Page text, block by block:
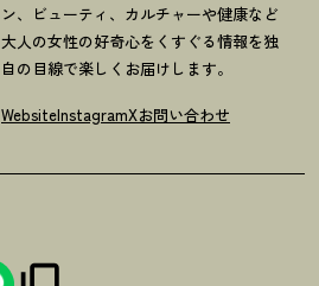
ン、ビューティ、カルチャーや健康など
大人の女性の好奇心をくすぐる情報を独
自の目線で楽しくお届けします。
WebsiteInstagramXお問い合わせ